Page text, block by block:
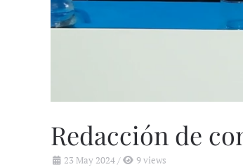
Redacción de
23 May 2024/
9 views